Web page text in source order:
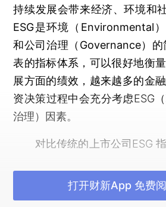
持续发展会带来经济、环境和社
ESG是环境（Environmental
和公司治理（Governance）的
表的指标体系，可以很好地衡
展方面的绩效，越来越多的金
资决策过程中会充分考虑ESG
治理）因素。
对比传统的上市公司ESG 指
境中的整体发展状态的特点。
指数模型构建，运用先进的大
打开财新App 免费